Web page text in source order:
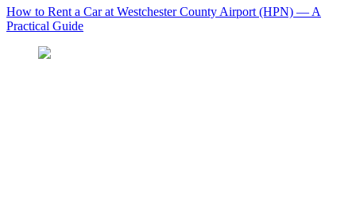
How to Rent a Car at Westchester County Airport (HPN) — A
Practical Guide